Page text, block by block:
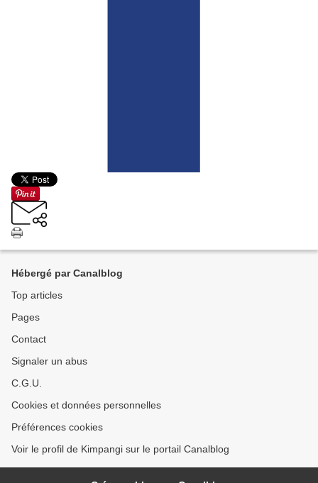
Hébergé par Canalblog
Top articles
Pages
Contact
Signaler un abus
C.G.U.
Cookies et données personnelles
Préférences cookies
Voir le profil de Kimpangi sur le portail Canalblog